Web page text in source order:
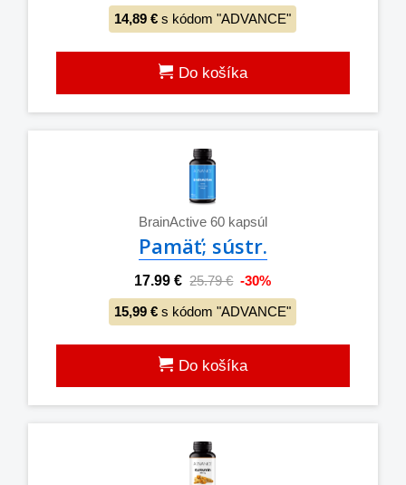
14,89 € s kódom "ADVANCE"
Do košíka
BrainActive 60 kapsúl
Pamäť; sústr.
17.99 € 25.79 € -30%
15,99 € s kódom "ADVANCE"
Do košíka